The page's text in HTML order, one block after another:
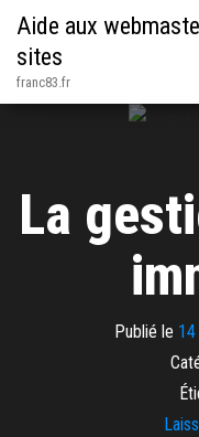
Aide aux
sites
franc83.fr
La
Publié le